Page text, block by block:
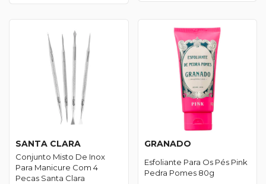
SANTA CLARA
Conjunto Misto De Inox
Para Manicure Com 4
Pecas Santa Clara
GRANADO
Esfoliante Para Os Pés Pink
Pedra Pomes 80g